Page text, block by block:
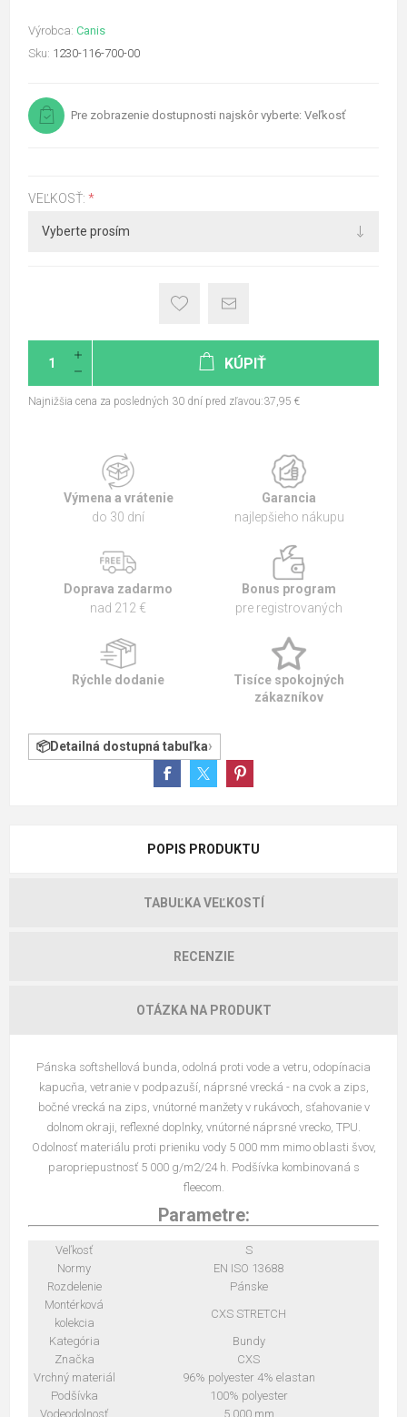
Výrobca: Canis
Sku: 1230-116-700-00
Pre zobrazenie dostupnosti najskôr vyberte: Veľkosť
VEĽKOSŤ: *
KÚPIŤ
Najnižšia cena za posledných 30 dní pred zľavou:37,95 €
Výmena a vrátenie
do 30 dní
Garancia
najlepšieho nákupu
Doprava zadarmo
nad 212 €
Bonus program
pre registrovaných
Rýchle dodanie
Tisíce spokojných
zákazníkov
Detailná dostupná tabuľka
POPIS PRODUKTU
TABUĽKA VEĽKOSTÍ
RECENZIE
OTÁZKA NA PRODUKT
Pánska softshellová bunda, odolná proti vode a vetru, odopínacia
kapucňa, vetranie v podpazuší, náprsné vrecká - na cvok a zips,
bočné vrecká na zips, vnútorné manžety v rukávoch, sťahovanie v
dolnom okraji, reflexné doplnky, vnútorné náprsné vrecko, TPU.
Odolnosť materiálu proti prieniku vody 5 000 mm mimo oblasti švov,
paropriepustnosť 5 000 g/m2/24 h. Podšívka kombinovaná s
fleecom.
Parametre:
Veľkosť
S
Normy
EN ISO 13688
Rozdelenie
Pánske
Montérková
kolekcia
CXS STRETCH
Kategória
Bundy
Značka
CXS
Vrchný materiál
96% polyester 4% elastan
Podšívka
100% polyester
Vodeodolnosť
5 000 mm